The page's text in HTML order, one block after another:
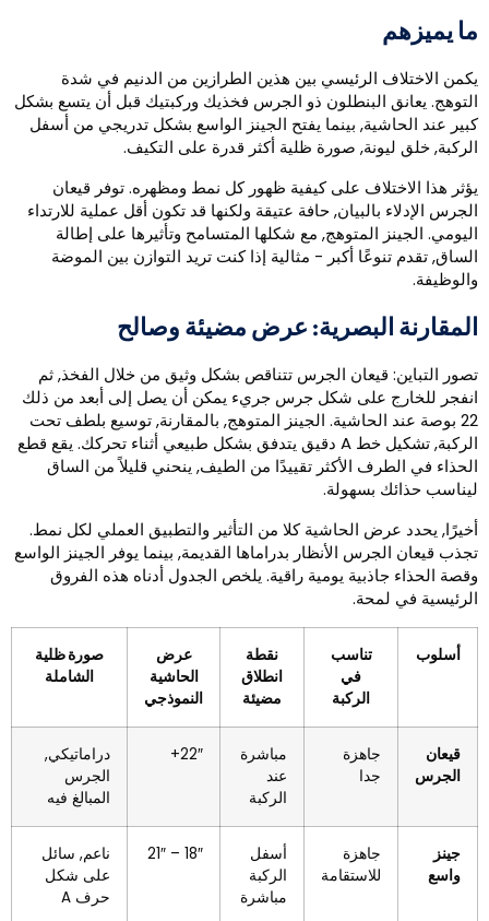
يميزهم
الاختلاف الرئيسي بين هذين الطرازين من الدنيم في شدة
يعانق البنطلون ذو الجرس فخذيك وركبتيك قبل أن يتسع بشكل
عند الحاشية, بينما يفتح الجينز الواسع بشكل تدريجي من أسفل
خلق ليونة, صورة ظلية أكثر قدرة على التكيف.
هذا الاختلاف على كيفية ظهور كل نمط ومظهره. توفر قيعان
الإدلاء بالبيان, حافة عتيقة ولكنها قد تكون أقل عملية للارتداء
الجينز المتوهج, مع شكلها المتسامح وتأثيرها على إطالة
تقدم تنوعًا أكبر - مثالية إذا كنت تريد التوازن بين الموضة
البصرية: عرض مضيئة وصالح
التباين: قيعان الجرس تتناقص بشكل وثيق من خلال الفخذ, ثم
للخارج على شكل جرس جريء يمكن أن يصل إلى أبعد من ذلك
22 بوصة عند الحاشية. الجينز المتوهج, بالمقارنة, توسيع بلطف تحت
الركبة, تشكيل خط A دقيق يتدفق بشكل طبيعي أثناء تحركك. يقع قطع
في الطرف الأكثر تقييدًا من الطيف, ينحني قليلاً من الساق
حذائك بسهولة.
يحدد عرض الحاشية كلا من التأثير والتطبيق العملي لكل نمط.
قيعان الجرس الأنظار بدراماها القديمة, بينما يوفر الجينز الواسع
الحذاء جاذبية يومية راقية. يلخص الجدول أدناه هذه الفروق
في لمحة.
أسلوب
تناسب
في
الركبة
نقطة
انطلاق
مضيئة
عرض
الحاشية
النموذجي
صورة ظلية
الشاملة
قيعان
الجرس
جاهزة
جدا
مباشرة
عند
الركبة
22″+
دراماتيكي,
الجرس
المبالغ فيه
جينز
واسع
جاهزة
للاستقامة
أسفل
الركبة
مباشرة
18″ – 21″
ناعم, سائل
على شكل
حرف A